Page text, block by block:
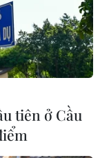
tiên ở Cầu